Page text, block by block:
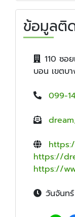
ข้อมูลติ
110 ซอ
บอน เขตบ
099-
https://
https://
วันจันท